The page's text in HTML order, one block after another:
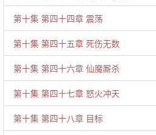
第十集 第四十四章 震荡
第十集 第四十五章 死伤无数
第十集 第四十六章 仙魔厮杀
第十集 第四十七章 怒火冲天
第十集 第四十八章 目标